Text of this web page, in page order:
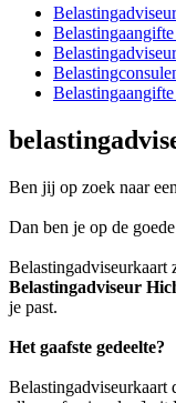
Ben jij op zoek naar
Dan ben je op de
Belastingadviseurkaart
Belastingadviseur
je past.
Het gaafste gedeelte?
Belastingadviseurkaart